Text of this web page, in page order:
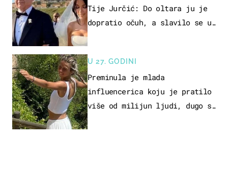
Tije Jurčić: Do oltara ju je
dopratio očuh, a slavilo se uz
U 27. GODINI
Preminula je mlada
influencerica koju je pratilo
više od milijun ljudi, dugo se